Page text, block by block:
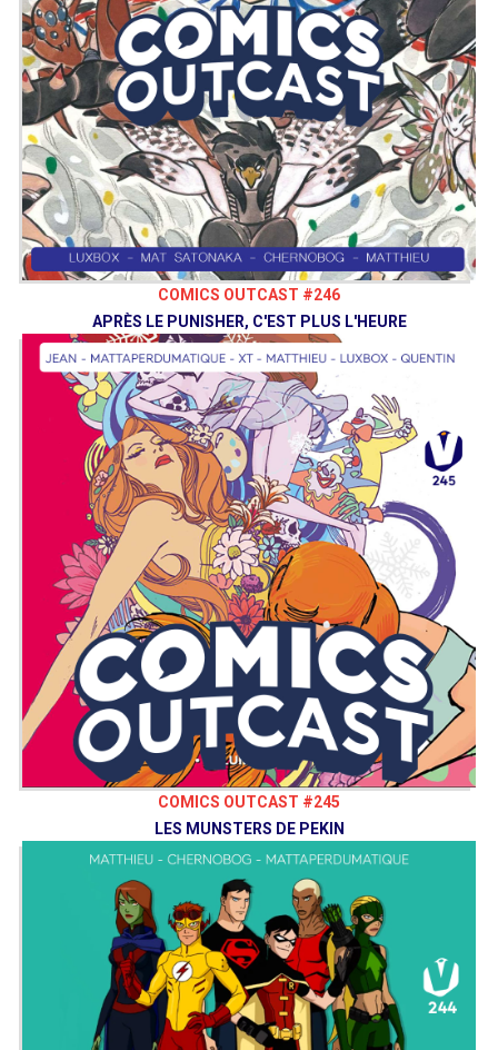
COMICS OUTCAST #246
APRÈS LE PUNISHER, C'EST PLUS L'HEURE
COMICS OUTCAST #245
LES MUNSTERS DE PEKIN